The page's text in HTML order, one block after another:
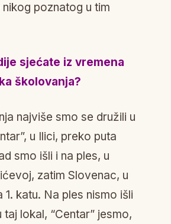
poznatog u tim
sjećate iz vremena
školovanja?
najviše smo se družili u
u Ilici, preko puta
smo išli i na ples, u
zatim Slovenac, u
katu. Na ples nismo išli
lokal, “Centar” jesmo,